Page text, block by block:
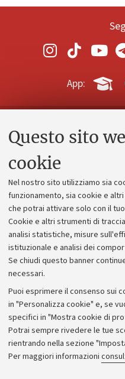
Questo sito
cookie
Nel nostro sito utilizziamo sia
funzionamento, sia cookie e
che potrai attivare solo con il
Cookie e altri strumenti di
analisi statistiche, misure
istituzionale e analisi dei
Se chiudi questo banner
necessari.
Puoi esprimere il consenso sui
in "Personalizza cookie" e, se
specifici in "Mostra cookie di
Potrai sempre rivedere le tue
rientrando nella sezione
Per maggiori informazioni
App:
Piano
Bandi,
Atti
Informazioni